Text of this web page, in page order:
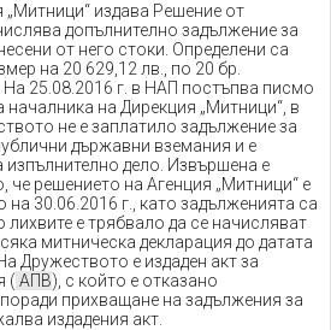
издава Решение от
допълнително задължение за
от него стоки. Определени са
на 20 629,12 лв., по 20 бр.
На 25.08.2016 г. в НАП постъпва писмо
на Дирекция „Митници“, в
не е заплатило задължение за
държавни вземания и е
дело. Извършена е
че решението на Агенция „Митници“ е
30.06.2016 г., като задълженията са
лихвите е трябвало да се начисляват
митническа декларация до датата
Дружеството е издаден акт за
( АПВ), с който е отказано
прихващане на задължения за
издадения акт.